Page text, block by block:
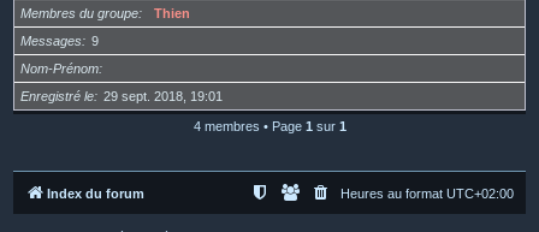
Membres du groupe
Thien
Messages
9
Nom-Prénom
Enregistré le
29 sept. 2018, 19:01
4 membres • Page 1 sur 1
Index du forum Heures au format UTC+02:00